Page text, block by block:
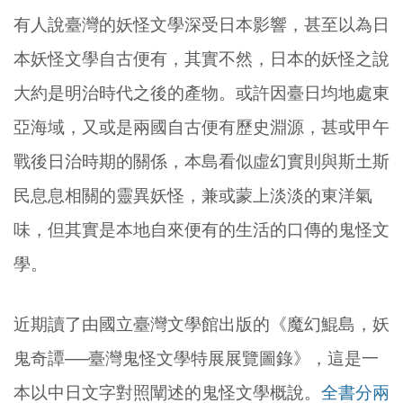
有人說臺灣的妖怪文學深受日本影響，甚至以為日
本妖怪文學自古便有，其實不然，日本的妖怪之說
大約是明治時代之後的產物。或許因臺日均地處東
亞海域，又或是兩國自古便有歷史淵源，甚或甲午
戰後日治時期的關係，本島看似虛幻實則與斯土斯
民息息相關的靈異妖怪，兼或蒙上淡淡的東洋氣
味，但其實是本地自來便有的生活的口傳的鬼怪文
學。
近期讀了由國立臺灣文學館出版的《魔幻鯤島，妖
鬼奇譚──臺灣鬼怪文學特展展覽圖錄》，這是一
本以中日文字對照闡述的鬼怪文學概說。 全書分兩